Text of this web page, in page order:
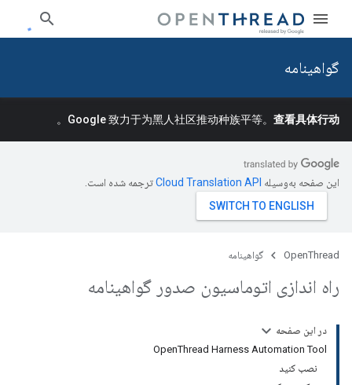
گواهینامه
Google 致力于为黑人社区推动种族平等。 查看具体行动
。
این صفحه به‌وسیله ترجمه شده است.
OpenThread گواهینامه
راه اندازی اتوماسیون صدور گواهینامه
در این صفحه
OpenThread Harness Automation Tool
نصب کنید